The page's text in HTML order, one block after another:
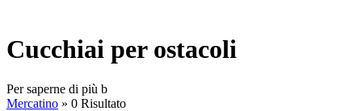
Cucchiai per ostacoli
Per saperne di più b
Mercatino » 0 Risultato